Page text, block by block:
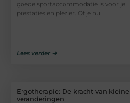
goede sportaccommodatie is voor je
prestaties en plezier. Of je nu
Lees verder ➜
Ergotherapie: De kracht van kleine
veranderingen